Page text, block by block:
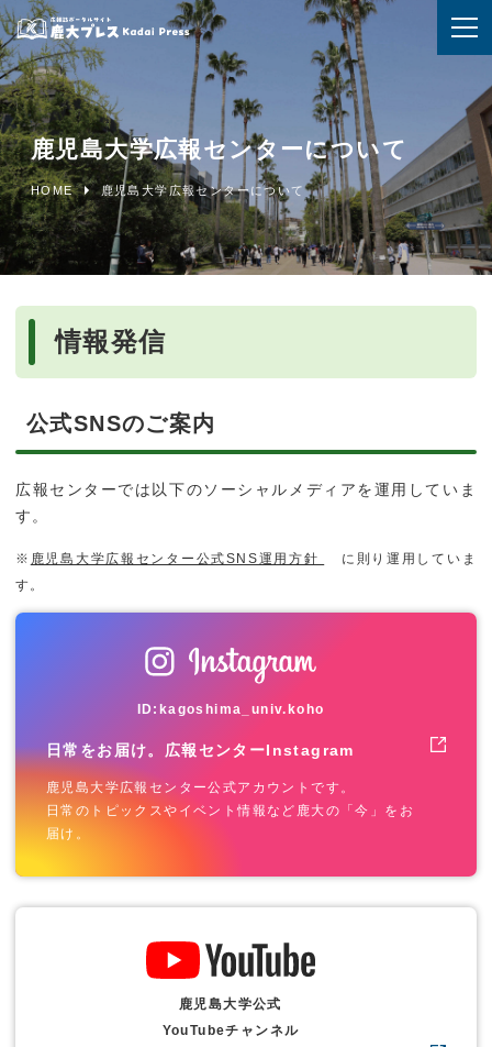
鹿児島大学広報センターについて
HOME 鹿児島大学広報センターについて
情報発信
公式SNSのご案内
広報センターでは以下のソーシャルメディアを運用していま
す。
※ 鹿児島大学広報センター公式SNS運用方針
に則り運用していま
す。
ID:kagoshima_univ.koho
日常をお届け。広報センターInstagram
鹿児島大学広報センター公式アカウントです。
日常のトピックスやイベント情報など鹿大の「今」をお
届け。
鹿児島大学公式
YouTubeチャンネル